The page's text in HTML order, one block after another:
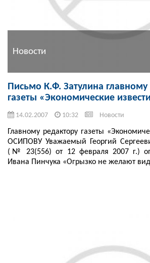
Новости
Письмо К.Ф. Затулина главному
газеты «Экономические
14.02.2007 10:32 Новости
Главному редактору газеты
ОСИПОВУ Уважаемый Георгий
(№ 23(556) от 12 февраля 2007 г.)
Ивана Пинчука «Огрызко не желают